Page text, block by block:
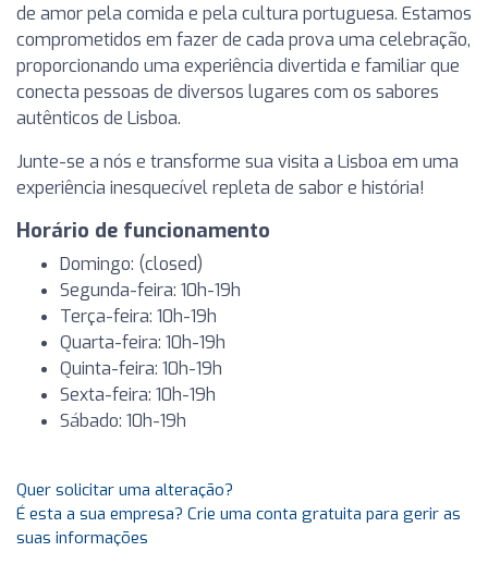
de amor pela comida e pela cultura portuguesa. Estamos
comprometidos em fazer de cada prova uma celebração,
proporcionando uma experiência divertida e familiar que
conecta pessoas de diversos lugares com os sabores
autênticos de Lisboa.
Junte-se a nós e transforme sua visita a Lisboa em uma
experiência inesquecível repleta de sabor e história!
Horário de funcionamento
Domingo: (closed)
Segunda-feira: 10h-19h
Terça-feira: 10h-19h
Quarta-feira: 10h-19h
Quinta-feira: 10h-19h
Sexta-feira: 10h-19h
Sábado: 10h-19h
Quer solicitar uma alteração?
É esta a sua empresa? Crie uma conta gratuita para gerir as
suas informações